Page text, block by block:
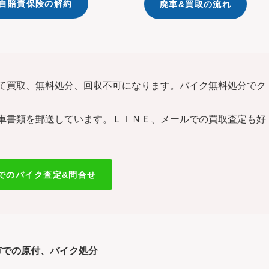
賠責保険の解約 廃車&買取の流れ
取、無料処分、回収不可になります。バイク無料処分でク
書類を郵送しています。ＬＩＮＥ、メールでの買取査定も好
のバイク査定&問合せ
の原付、バイク処分